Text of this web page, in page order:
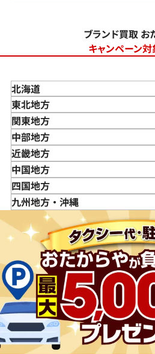
ブランド買取 お
キャンペーン
北海道
東北地方
青森県
岩手県
宮城県
秋田県
山形県
福島県
関東地方
東京都
神奈川県
埼玉県
千葉県
茨城県
栃木県
群馬県
中部地方
新潟県
富山県
石川県
山梨県
長野県
岐阜県
静岡県
愛知県
近畿地方
三重県
滋賀県
京都府
兵庫県
奈良県
和歌山県
中国地方
鳥取県
島根県
広島県
山口県
四国地方
徳島県
愛媛県
九州地方・沖縄
佐賀県
長崎県
熊本県
大分県
宮崎県
鹿児島県